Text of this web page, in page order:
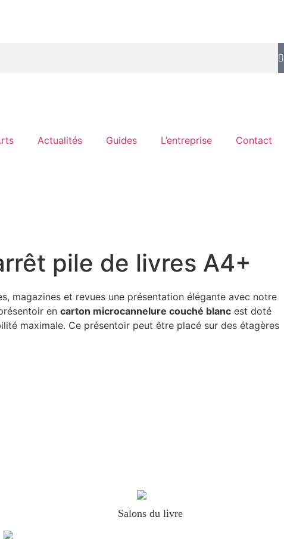
Actualités Guides L’entreprise
Contact
pile de livres A4+
magazines et revues une présentation élégante avec notre
encarton microcannelure couché blanc est doté
maximale. Ce présentoir peut être placé sur des étagères
Salons du livre